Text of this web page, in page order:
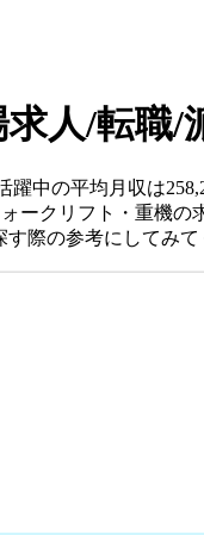
人/転職/
中の平均月収は
ークリフト・重機の
際の参考にしてみて